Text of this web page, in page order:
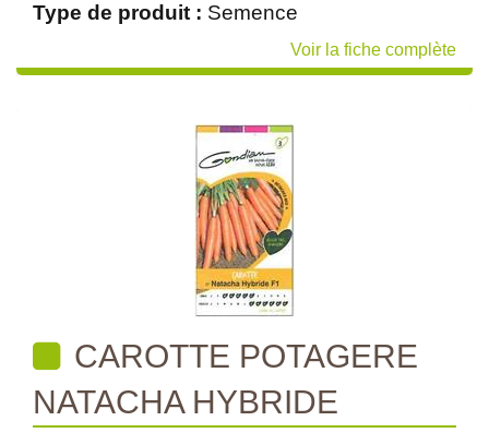
Type de produit : Semence
Voir la fiche complète
CAROTTE POTAGERE
NATACHA HYBRIDE